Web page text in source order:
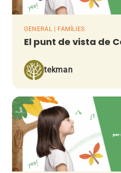
GENERAL | FAMÍLIES
El punt de vista de
tekman